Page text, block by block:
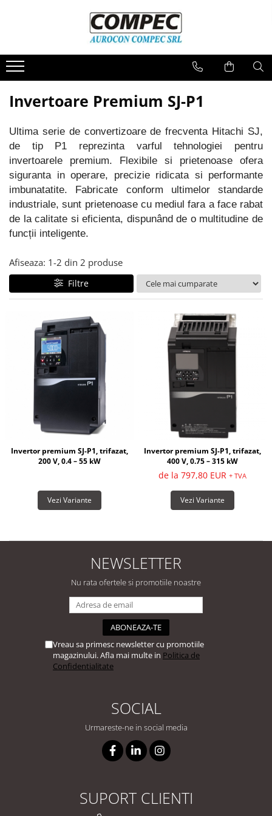
Spray-uri Kontakt Chemie
Spray-uri curatare piese electrice
Spray-uri curatare contacte
Spray-uri protectie
Lubrifianti
Spray-uri speciale
Spray-uri racire
Senzori de presiune
Senzori inductivi
Senzori fotoelectrici
Invertoare Hitachi
Invertoare Micro NE-S1
Invertoare Compacte WJ-C1
Invertoare Standard S1
Accesorii Invertoare
Electrica si Automatizare
Cabluri, Conectori si Accesorii
Produse mecanice si scule
Invertoare Premium SJ-P1
Ultima serie de convertizoare de frecventa Hitachi SJ,
de tip P1 reprezinta varful tehnologiei pentru
invertoarele premium. Flexibile si prietenoase ofera
siguranta in operare, precizie ridicata si performante
imbunatatite. Fabricate conform ultimelor standarde
industriale, sunt prietenoase cu mediul fara a face rabat
de la calitate si eficienta, dispunând de o multitudine de
funcții inteligente.
Afiseaza: 1-2 din 2 produse
Filtre
Invertor premium SJ-P1, trifazat,
200 V, 0.4 – 55 kW
Vezi Variante
Invertor premium SJ-P1, trifazat,
400 V, 0.75 – 315 kW
de la 797,80 EUR + TVA
Vezi Variante
NEWSLETTER
Nu rata ofertele si promotiile noastre
Vreau sa primesc newsletter cu promotiile
magazinului. Afla mai multe in Politica de
Confidentialitate
SOCIAL
Urmareste-ne in social media
SUPORT CLIENTI